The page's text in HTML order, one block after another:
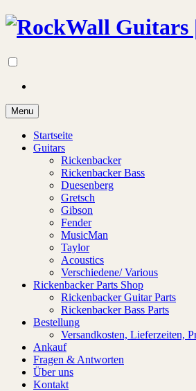
Menu
Startseite
Guitars
Rickenbacker
Rickenbacker Bass
Duesenberg
Gretsch
Gibson
Fender
MusicMan
Taylor
Acoustics
Verschiedene/ Various
Rickenbacker Parts Shop
Rickenbacker Guitar Parts
Rickenbacker Bass Parts
Bestellung
Versandkosten, Lieferzeiten,
Ankauf
Fragen & Antworten
Über uns
Kontakt